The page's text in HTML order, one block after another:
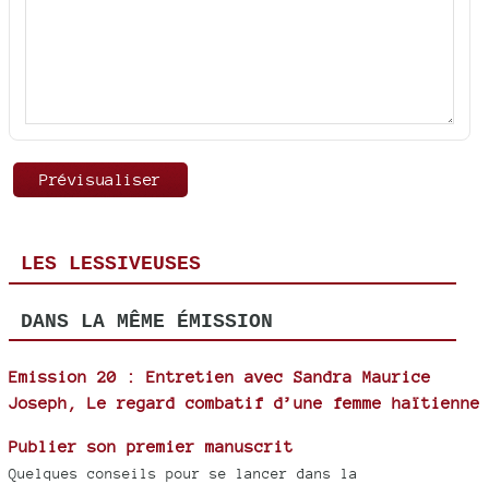
LES LESSIVEUSES
DANS LA MÊME ÉMISSION
Emission 20 : Entretien avec Sandra Maurice
Joseph, Le regard combatif d’une femme haïtienne
Publier son premier manuscrit
Quelques conseils pour se lancer dans la